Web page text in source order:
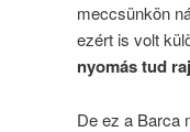
meccsünkön
ezért is volt
nyomás tud
De ez a Barca